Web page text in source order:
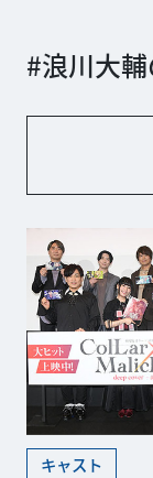
#浪川大輔
キャスト